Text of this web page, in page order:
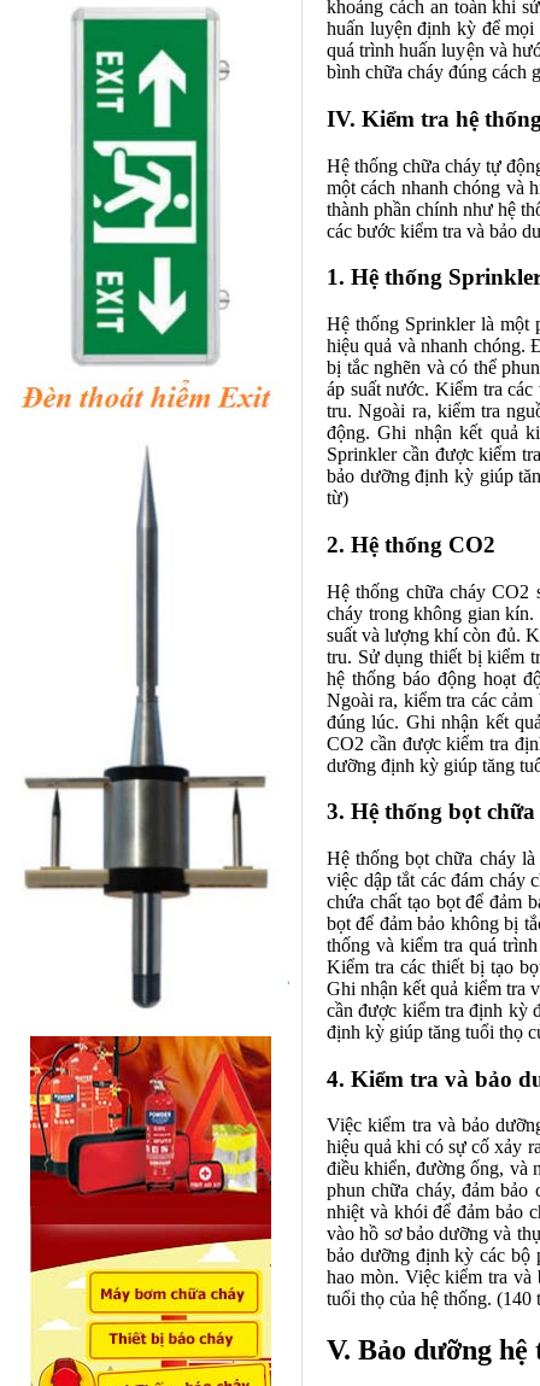
khoảng cách an toàn khi
huấn luyện định kỳ để
quá trình huấn luyện và
bình chữa cháy đúng cách
IV. Kiểm tra hệ
Hệ thống chữa cháy tự
một cách nhanh chóng và
thành phần chính như hệ
các bước kiểm tra và bảo
1. Hệ thống
Hệ thống Sprinkler là một
hiệu quả và nhanh chóng.
bị tắc nghẽn và có thể
áp suất nước. Kiểm tra
tru. Ngoài ra, kiểm tra
động. Ghi nhận kết quả
Sprinkler cần được kiểm
bảo dưỡng định kỳ giúp
từ)
2. Hệ thống CO2
Hệ thống chữa cháy CO2
cháy trong không gian
suất và lượng khí còn đủ.
tru. Sử dụng thiết bị kiểm
hệ thống báo động hoạt
Ngoài ra, kiểm tra các
đúng lúc. Ghi nhận kết
CO2 cần được kiểm tra
dưỡng định kỳ giúp tăng
3. Hệ thống bọt chữa
Hệ thống bọt chữa cháy
việc dập tắt các đám cháy
chứa chất tạo bọt để đảm
bọt để đảm bảo không bị
thống và kiểm tra quá
Kiểm tra các thiết bị tạo
Ghi nhận kết quả kiểm tra
cần được kiểm tra định kỳ
định kỳ giúp tăng tuổi thọ
4. Kiểm tra và bảo
Việc kiểm tra và bảo
hiệu quả khi có sự cố xảy
điều khiển, đường ống, và
phun chữa cháy, đảm bảo
nhiệt và khói để đảm bảo
vào hồ sơ bảo dưỡng và
bảo dưỡng định kỳ các bộ
hao mòn. Việc kiểm tra và
tuổi thọ của hệ thống. (140
V. Bảo dưỡng